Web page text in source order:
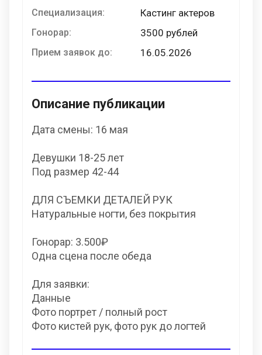
Специализация: Кастинг актеров
Гонорар: 3500 рублей
Прием заявок до: 16.05.2026
Описание публикации
Дата смены: 16 мая
Девушки 18-25 лет
Под размер 42-44
ДЛЯ СЪЕМКИ ДЕТАЛЕЙ РУК
Натуральные ногти, без покрытия
Гонорар: 3.500₽
Одна сцена после обеда
Для заявки:
Данные
Фото портрет / полный рост
Фото кистей рук, фото рук до логтей